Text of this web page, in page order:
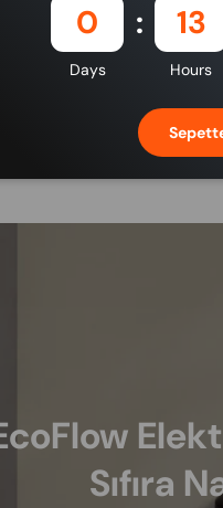
Kart
Sıfıra
0
Days
13
Hours